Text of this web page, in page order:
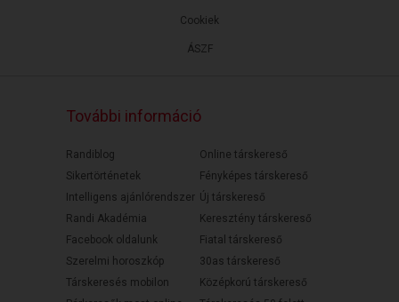
ÁSZF
Cookiek
További információ
Randiblog
Sikertörténetek
Intelligens ajánlórendszer
Randi Akadémia
Facebook oldalunk
Szerelmi horoszkóp
Társkeresés mobilon
Online társkereső
Fényképes társkereső
Új társkereső
Keresztény társkereső
Fiatal társkereső
30as társkereső
Középkorú társkereső